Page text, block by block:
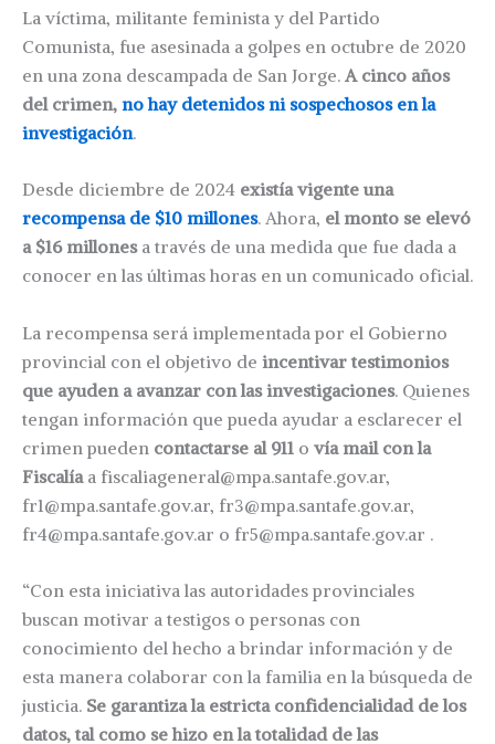
La víctima, militante feminista y del Partido
Comunista, fue asesinada a golpes en octubre de 2020
en una zona descampada de San Jorge. A cinco años
del crimen, no hay detenidos ni sospechosos en la
investigación.
Desde diciembre de 2024 existía vigente una
recompensa de $10 millones. Ahora, el monto se elevó
a $16 millonesa través de una medida que fue dada a
conocer en las últimas horas en un comunicado oficial.
La recompensa será implementada por el Gobierno
provincial con el objetivo de incentivar testimonios
que ayuden a avanzar con las investigaciones. Quienes
tengan información que pueda ayudar a esclarecer el
crimen pueden contactarse al 911 o vía mail con la
Fiscalíaa fiscaliageneral@mpa.santafe.gov.ar,
fr1@mpa.santafe.gov.ar, fr3@mpa.santafe.gov.ar,
fr4@mpa.santafe.gov.ar o fr5@mpa.santafe.gov.ar .
“Con esta iniciativa las autoridades provinciales
buscan motivar a testigos o personas con
conocimiento del hecho a brindar información y de
esta manera colaborar con la familia en la búsqueda de
justicia. Se garantiza la estricta confidencialidad de los
datos, tal como se hizo en la totalidad de las